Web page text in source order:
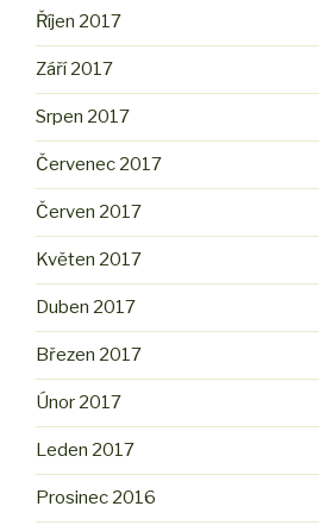
Říjen 2017
Září 2017
Srpen 2017
Červenec 2017
Červen 2017
Květen 2017
Duben 2017
Březen 2017
Únor 2017
Leden 2017
Prosinec 2016